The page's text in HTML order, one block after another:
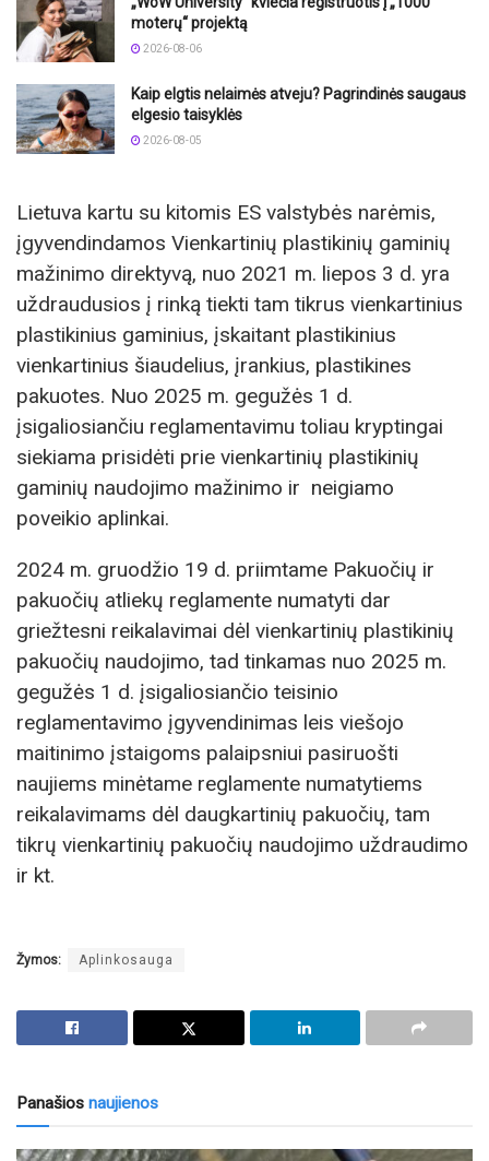
moterų“ projektą
2026-08-06
Kaip elgtis nelaimės atveju? Pagrindinės saugaus
elgesio taisyklės
2026-08-05
Lietuva kartu su kitomis ES valstybės narėmis,
įgyvendindamos Vienkartinių plastikinių gaminių
mažinimo direktyvą, nuo 2021 m. liepos 3 d. yra
uždraudusios į rinką tiekti tam tikrus vienkartinius
plastikinius gaminius, įskaitant plastikinius
vienkartinius šiaudelius, įrankius, plastikines
pakuotes. Nuo 2025 m. gegužės 1 d.
įsigaliosiančiu reglamentavimu toliau kryptingai
siekiama prisidėti prie vienkartinių plastikinių
gaminių naudojimo mažinimo ir neigiamo
poveikio aplinkai.
2024 m. gruodžio 19 d. priimtame Pakuočių ir
pakuočių atliekų reglamente numatyti dar
griežtesni reikalavimai dėl vienkartinių plastikinių
pakuočių naudojimo, tad tinkamas nuo 2025 m.
gegužės 1 d. įsigaliosiančio teisinio
reglamentavimo įgyvendinimas leis viešojo
maitinimo įstaigoms palaipsniui pasiruošti
naujiems minėtame reglamente numatytiems
reikalavimams dėl daugkartinių pakuočių, tam
tikrų vienkartinių pakuočių naudojimo uždraudimo
ir kt.
Žymos: Aplinkosauga
Panašios naujienos